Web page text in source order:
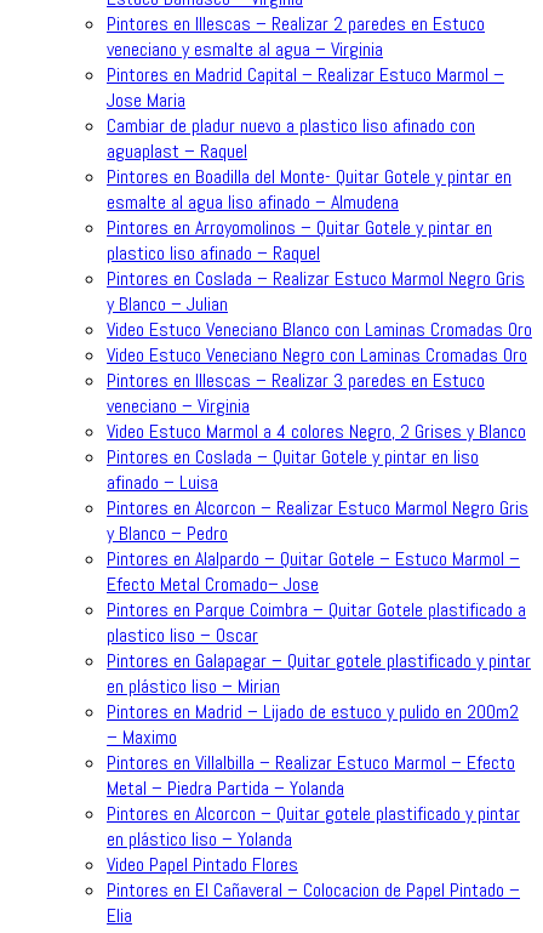
Pintores en Illescas – Realizar 2 paredes en Estuco
veneciano y esmalte al agua – Virginia
Pintores en Madrid Capital – Realizar Estuco Marmol –
Jose Maria
Cambiar de pladur nuevo a plastico liso afinado con
aguaplast – Raquel
Pintores en Boadilla del Monte- Quitar Gotele y pintar en
esmalte al agua liso afinado – Almudena
Pintores en Arroyomolinos – Quitar Gotele y pintar en
plastico liso afinado – Raquel
Pintores en Coslada – Realizar Estuco Marmol Negro Gris
y Blanco – Julian
Video Estuco Veneciano Blanco con Laminas Cromadas Oro
Video Estuco Veneciano Negro con Laminas Cromadas Oro
Pintores en Illescas – Realizar 3 paredes en Estuco
veneciano – Virginia
Video Estuco Marmol a 4 colores Negro, 2 Grises y Blanco
Pintores en Coslada – Quitar Gotele y pintar en liso
afinado – Luisa
Pintores en Alcorcon – Realizar Estuco Marmol Negro Gris
y Blanco – Pedro
Pintores en Alalpardo – Quitar Gotele – Estuco Marmol –
Efecto Metal Cromado– Jose
Pintores en Parque Coimbra – Quitar Gotele plastificado a
plastico liso – Oscar
Pintores en Galapagar – Quitar gotele plastificado y pintar
en plástico liso – Mirian
Pintores en Madrid – Lijado de estuco y pulido en 200m2
– Maximo
Pintores en Villalbilla – Realizar Estuco Marmol – Efecto
Metal – Piedra Partida – Yolanda
Pintores en Alcorcon – Quitar gotele plastificado y pintar
en plástico liso – Yolanda
Video Papel Pintado Flores
Pintores en El Cañaveral – Colocacion de Papel Pintado –
Elia